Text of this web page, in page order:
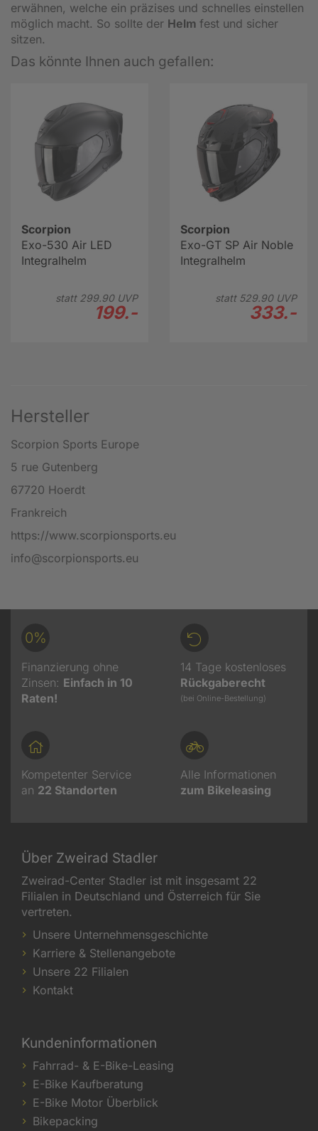
erwähnen, welche ein präzises und schnelles einstellen
möglich macht. So sollte der Helm fest und sicher
sitzen.
Das könnte Ihnen auch gefallen:
Scorpion
Exo-530 Air LED
Integralhelm
statt 299.90UVP
199.-
Scorpion
Exo-GT SP Air Noble
Integralhelm
statt 529.90UVP
333.-
Hersteller
Scorpion Sports Europe
5 rue Gutenberg
67720 Hoerdt
Frankreich
https://www.scorpionsports.eu
info@scorpionsports.eu
0%
Finanzierung ohne
Zinsen: Einfach in 10
Raten!
14 Tage kostenloses
Rückgaberecht
(bei Online-Bestellung)
Kompetenter Service
an 22 Standorten
Alle Informationen
zum Bikeleasing
Über Zweirad Stadler
Zweirad-Center Stadler ist mit insgesamt 22
Filialen in Deutschland und Österreich für Sie
vertreten.
Unsere Unternehmensgeschichte
Karriere & Stellenangebote
Unsere 22 Filialen
Kontakt
Kundeninformationen
Fahrrad- & E-Bike-Leasing
E-Bike Kaufberatung
E-Bike Motor Überblick
Bikepacking